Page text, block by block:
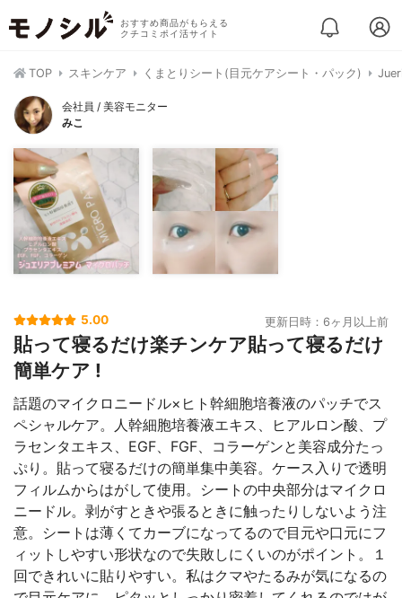
おすすめ商品がもらえる
クチコミポイ活サイト
TOP スキンケア くまとりシート(目元ケアシート・パック)
会社員 / 美容モニター
みこ
5.00 更新日時：6ヶ月以上前
貼って寝るだけ楽チンケア貼って寝るだけ
簡単ケア !
話題のマイクロニードル×ヒト幹細胞培養液のパッチでス
ペシャルケア。人幹細胞培養液エキス、ヒアルロン酸、プ
ラセンタエキス、EGF、FGF、コラーゲンと美容成分たっ
ぷり。貼って寝るだけの簡単集中美容。ケース入りで透明
フィルムからはがして使用。シートの中央部分はマイクロ
ニードル。剥がすときや張るときに触ったりしないよう注
意。シートは薄くてカーブになってるので目元や口元にフ
ィットしやすい形状なので失敗しにくいのがポイント。１
回できれいに貼りやすい。私はクマやたるみが気になるの